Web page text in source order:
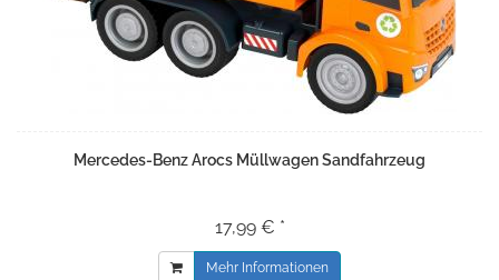
Mercedes-Benz Arocs Müllwagen Sandfahrzeug
17,99 € *
Mehr Informationen